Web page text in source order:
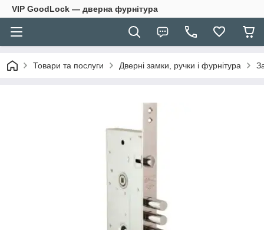
VIP GoodLock — дверна фурнітура
Товари та послуги Дверні замки, ручки і фурнітура